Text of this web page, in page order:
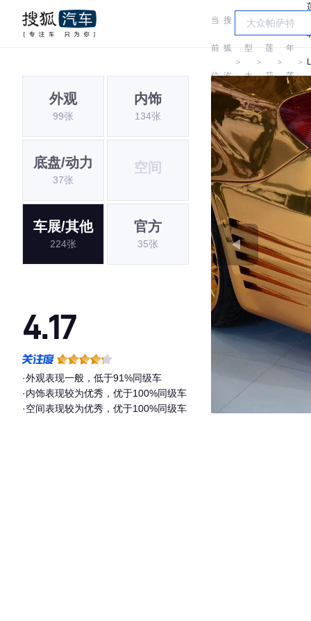
当
前
位
搜
狐
汽
＞
车
型
大
全
＞
莲
花
＞
青
年
莲
花
＞
外观
99张
内饰
134张
底盘/动力
37张
空间
车展/其他
224张
官方
35张
4.17
·外观表现一般，低于91%同级车
·内饰表现较为优秀，优于100%同级车
·空间表现较为优秀，优于100%同级车